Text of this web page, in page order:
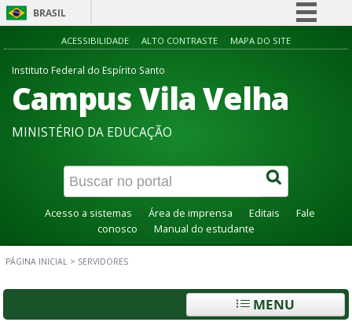
BRASIL
Simplifique!
Participe
Acesso à informação
Canais
ACESSIBILIDADE ALTO CONTRASTE MAPA DO SITE
Instituto Federal do Espírito Santo
Campus Vila Velha
MINISTÉRIO DA EDUCAÇÃO
Acesso a sistemas Área de imprensa Editais
Fale
conosco
Manual do estudante
PÁGINA INICIAL > SERVIDORES
MENU